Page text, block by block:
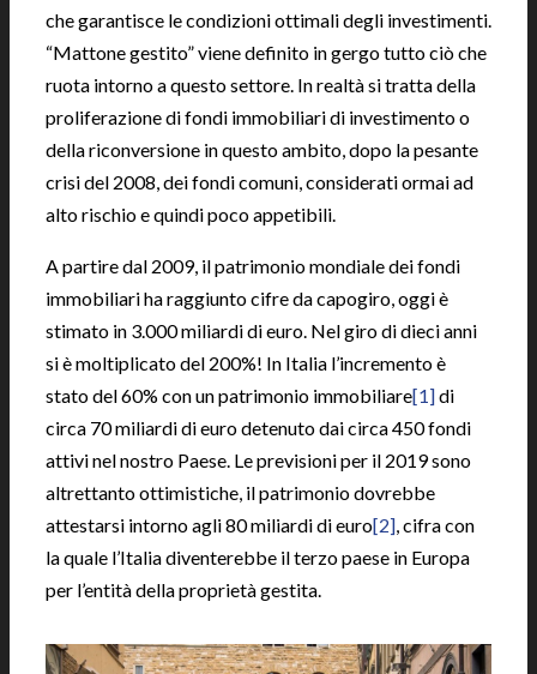
che garantisce le condizioni ottimali degli investimenti.
“Mattone gestito” viene definito in gergo tutto ciò che
ruota intorno a questo settore. In realtà si tratta della
proliferazione di fondi immobiliari di investimento o
della riconversione in questo ambito, dopo la pesante
crisi del 2008, dei fondi comuni, considerati ormai ad
alto rischio e quindi poco appetibili.
A partire dal 2009, il patrimonio mondiale dei fondi
immobiliari ha raggiunto cifre da capogiro, oggi è
stimato in 3.000 miliardi di euro. Nel giro di dieci anni
si è moltiplicato del 200%! In Italia l’incremento è
stato del 60% con un patrimonio immobiliare[1]di
circa 70 miliardi di euro detenuto dai circa 450 fondi
attivi nel nostro Paese. Le previsioni per il 2019 sono
altrettanto ottimistiche, il patrimonio dovrebbe
attestarsi intorno agli 80 miliardi di euro[2], cifra con
la quale l’Italia diventerebbe il terzo paese in Europa
per l’entità della proprietà gestita.